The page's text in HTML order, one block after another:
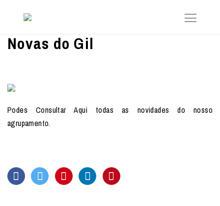
Novas do Gil
Podes Consultar Aqui todas as novidades do nosso
agrupamento.